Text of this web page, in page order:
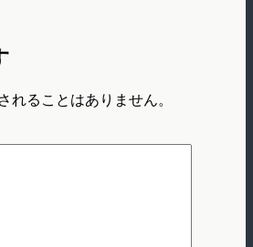
れることはありません。